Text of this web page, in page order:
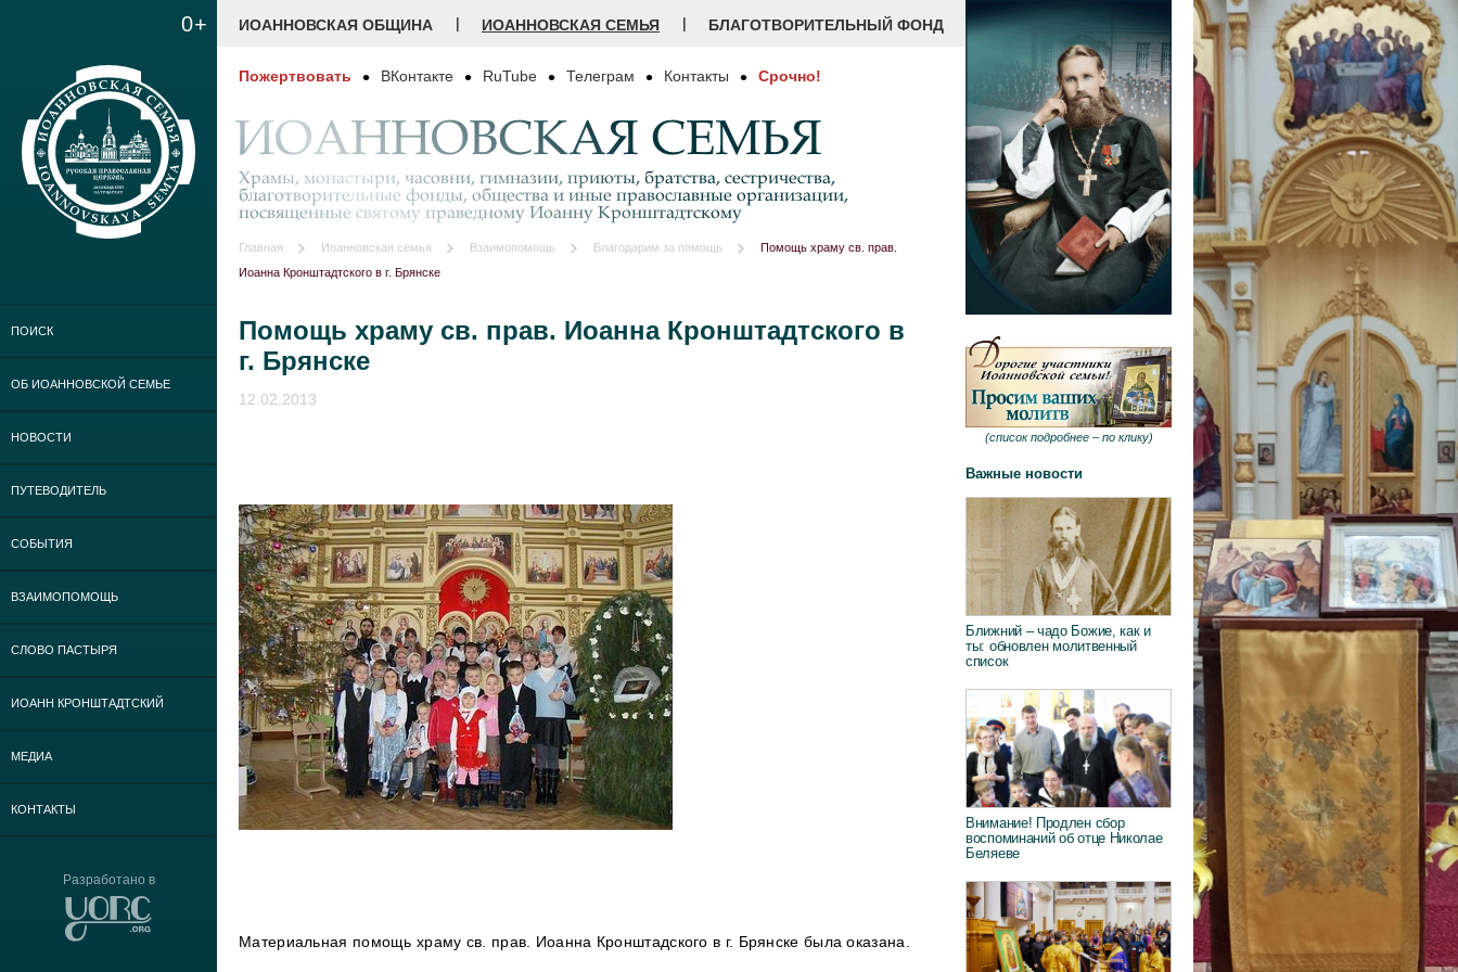
0+
ПОИСК
ОБ ИОАННОВСКОЙ СЕМЬЕ
НОВОСТИ
ПУТЕВОДИТЕЛЬ
СОБЫТИЯ
ВЗАИМОПОМОЩЬ
СЛОВО ПАСТЫРЯ
ИОАНН КРОНШТАДТСКИЙ
МЕДИА
КОНТАКТЫ
Разработано в
ИОАННОВСКАЯ ОБЩИНА | ИОАННОВСКАЯ СЕМЬЯ | БЛАГОТВОРИТЕЛЬНЫЙ ФОНД
Пожертвовать ВКонтакте RuTube Телеграм Контакты Срочно!
ИОАННОВСКАЯ СЕМЬЯ
Храмы, монастыри, часовни, гимназии, приюты, братства, сестричества,
благотворительные фонды, общества и иные православные организации,
посвященные святому праведному Иоанну Кронштадтскому
Главная Иоанновская семья Взаимопомощь Благодарим за помощь
Помощь храму св. прав.
Иоанна Кронштадтского в г. Брянске
Помощь храму св. прав. Иоанна Кронштадтского в
г. Брянске
12.02.2013
Материальная помощь храму св. прав. Иоанна Кронштадского в г. Брянске была оказана.
(список подробнее – по клику)
Важные новости
Ближний – чадо Божие, как и
ты: обновлен молитвенный
список
Внимание! Продлен сбор
воспоминаний об отце Николае
Беляеве